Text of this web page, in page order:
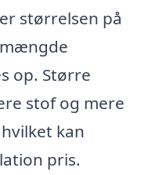
størrelsen på
op. Større
stof og mere
kan
pris.